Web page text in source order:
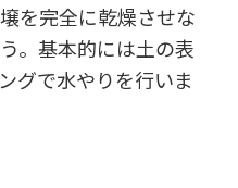
を完全に乾燥させな
。基本的には土の表
グで水やりを行いま